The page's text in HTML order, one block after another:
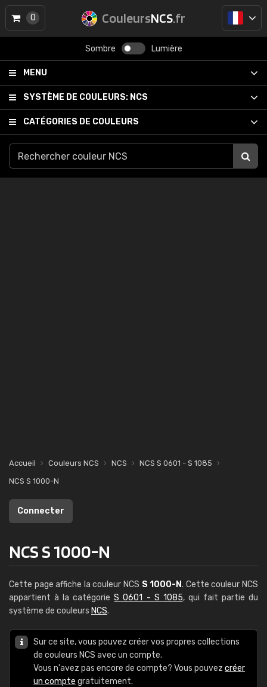
CouleursNCS.fr
Sombre Lumière
MENU
SYSTÈME DE COULEURS: NCS
CATÉGORIES DE COULEURS
0
Accueil Couleurs NCS NCS
NCS S 0601 - S 1085
NCS S 1000-N
Connecter
NCS S 1000-N
Cette page affiche la couleur NCS S 1000-N. Cette couleur NCS
appartient à la catégorieS 0601 - S 1085, qui fait partie du
système de couleurs NCS.
Sur ce site, vous pouvez créer vos propres collections
de couleurs NCS avec un compte.
Vous n'avez pas encore de compte? Vous pouvez créer
un compte gratuitement.